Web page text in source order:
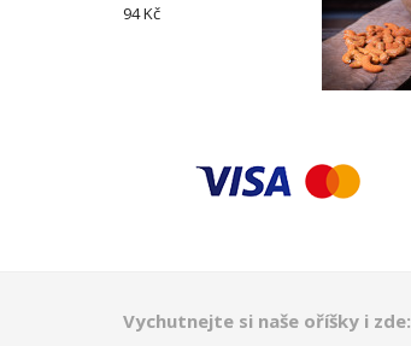
94 Kč
Vychutnejte si naše oříšky i zde: